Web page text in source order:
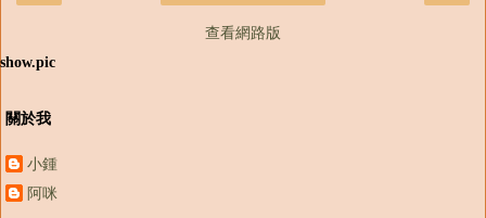
查看網路版
show.pic
關於我
小鍾
阿咪